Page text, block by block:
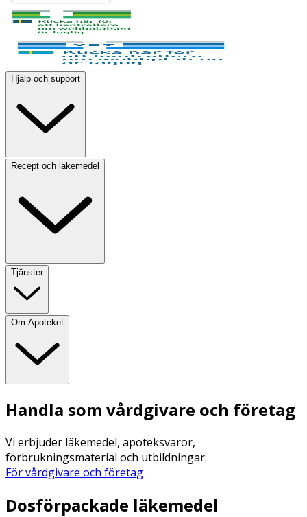
Hjälp och support
Recept och läkemedel
Tjänster
Om Apoteket
Handla som vårdgivare och företag
Vi erbjuder läkemedel, apoteksvaror,
förbrukningsmaterial och utbildningar.
För vårdgivare och företag
Dosförpackade läkemedel